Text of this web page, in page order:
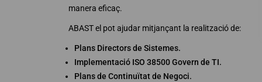
manera eficaç.
ABAST el pot ajudar mitjançant la realització de:
Plans Directors de Sistemes.
Implementació ISO 38500 Govern de TI.
Plans de Continuïtat de Negoci.